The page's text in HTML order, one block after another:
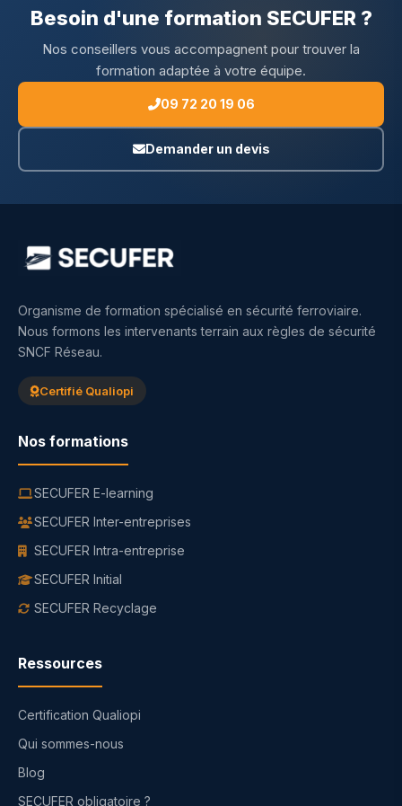
Besoin d'une formation SECUFER ?
Nos conseillers vous accompagnent pour trouver la
formation adaptée à votre équipe.
09 72 20 19 06
Demander un devis
Organisme de formation spécialisé en sécurité ferroviaire.
Nous formons les intervenants terrain aux règles de sécurité
SNCF Réseau.
Certifié Qualiopi
Nos formations
SECUFER E-learning
SECUFER Inter-entreprises
SECUFER Intra-entreprise
SECUFER Initial
SECUFER Recyclage
Ressources
Certification Qualiopi
Qui sommes-nous
Blog
SECUFER obligatoire ?